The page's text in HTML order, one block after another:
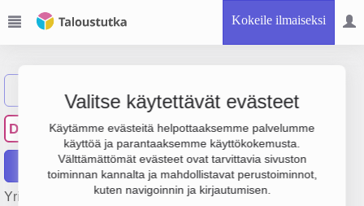
Kokeile ilmaiseksi
Valitse käytettävät evästeet
Käytämme evästeitä helpottaaksemme palvelumme
käyttöä ja parantaaksemme käyttökokemusta.
Välttämättömät evästeet ovat tarvittavia sivuston
toiminnan kannalta ja mahdollistavat perustoiminnot,
kuten navigoinnin ja kirjautumisen.
DS Dental Service Nick Oy
Raportit
Yrityksen Dental Service Nick Oy liikevaihto on 2.4 milj. €,